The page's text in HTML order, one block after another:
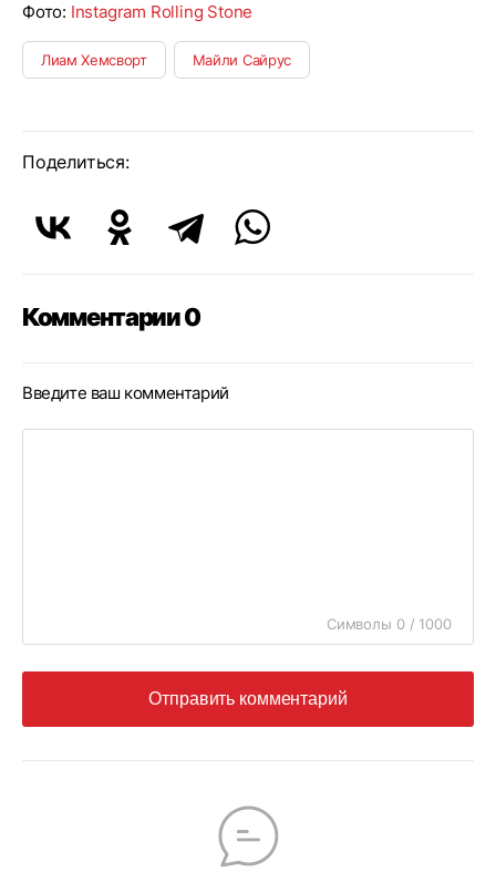
Фото: Instagram Rolling Stone
Лиам Хемсворт Майли Сайрус
Поделиться:
Комментарии 0
Введите ваш комментарий
Символы 0 / 1000
Отправить комментарий